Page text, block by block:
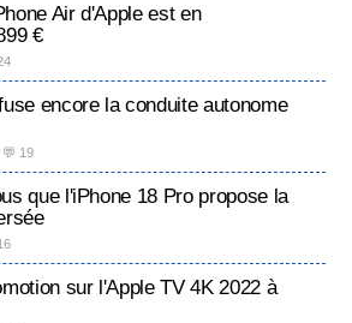
Air d'Apple est en
€
encore la conduite autonome
💬 19
que l'iPhone 18 Pro propose la
sur l'Apple TV 4K 2022 à